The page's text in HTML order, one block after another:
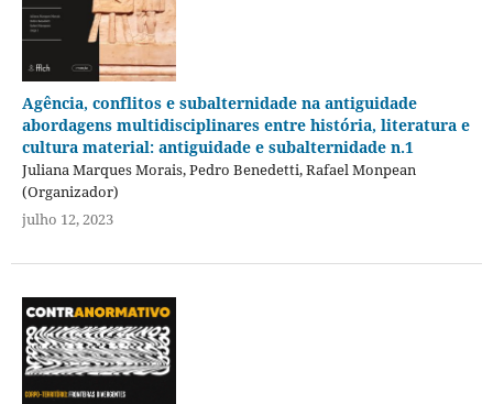
Agência, conflitos e subalternidade na antiguidade
abordagens multidisciplinares entre história, literatura e
cultura material: antiguidade e subalternidade n.1
Juliana Marques Morais, Pedro Benedetti, Rafael Monpean
(Organizador)
julho 12, 2023